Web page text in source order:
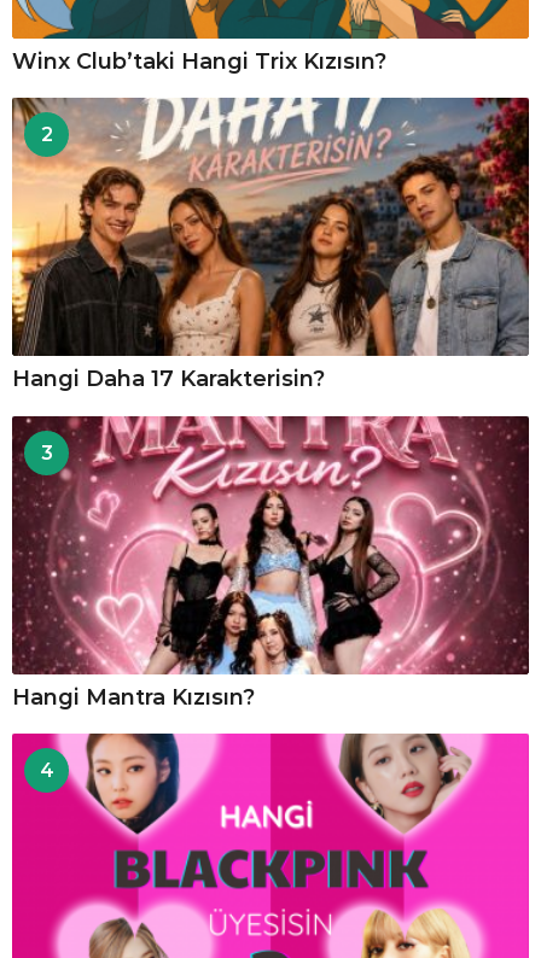
Winx Club’taki Hangi Trix Kızısın?
2
Hangi Daha 17 Karakterisin?
3
Hangi Mantra Kızısın?
4